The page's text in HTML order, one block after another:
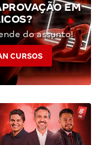
EM
do assunto!
CURSOS